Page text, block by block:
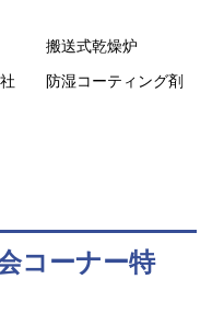
送式乾燥炉
社 防湿コーティング剤
コーナー特